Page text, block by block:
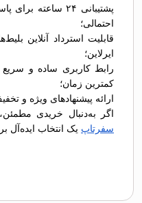
پشتیبانی ۲۴
احتمالی؛
قابلیت استرداد آنلاین
ایرلاین؛
رابط کاربری ساده و
کمترین زمان؛
ارائه پیشنهادهای ویژه و
اگر به‌دنبال خریدی
سفرتاپ یک انتخاب ایده‌آل